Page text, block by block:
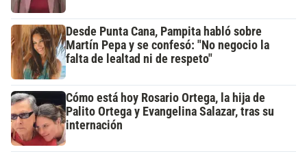
Desde Punta Cana, Pampita habló sobre
Martín Pepa y se confesó: "No negocio la
falta de lealtad ni de respeto"
Cómo está hoy Rosario Ortega, la hija de
Palito Ortega y Evangelina Salazar, tras su
internación